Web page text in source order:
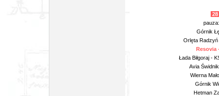
Górnik
Orlęta Radzyń
Resovia
Łada Biłgoraj -
Avia
Wierna
Górnik
Hetman